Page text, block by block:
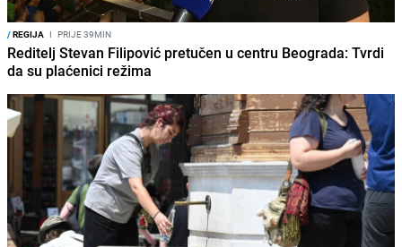
/REGIJA I PRIJE 39MIN
Reditelj Stevan Filipović pretučen u centru Beograda: Tvrdi
da su plaćenici režima